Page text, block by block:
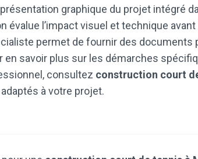
graphique du projet intégré
évalue l’impact visuel et technique
permet de fournir des documents
savoir plus sur les démarches
consultez construction court
à votre projet.